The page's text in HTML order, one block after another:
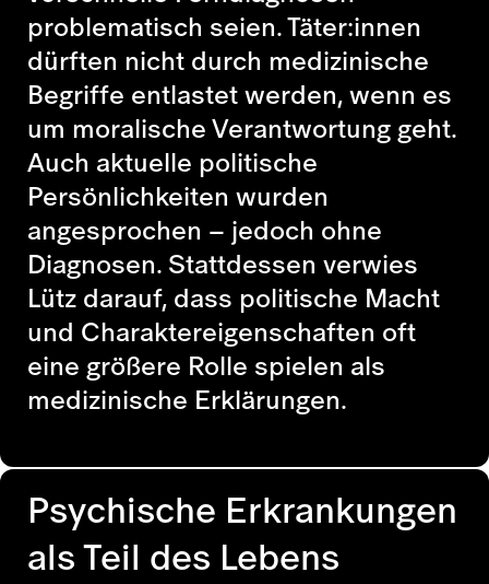
problematisch seien. Täter:innen
dürften nicht durch medizinische
Begriffe entlastet werden, wenn es
um moralische Verantwortung geht.
Auch aktuelle politische
Persönlichkeiten wurden
angesprochen – jedoch ohne
Diagnosen. Stattdessen verwies
Lütz darauf, dass politische Macht
und Charaktereigenschaften oft
eine größere Rolle spielen als
medizinische Erklärungen.
Psychische Erkrankungen
als Teil des Lebens